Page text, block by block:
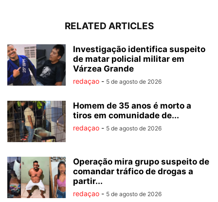
RELATED ARTICLES
Investigação identifica suspeito
de matar policial militar em
Várzea Grande
redaçao - 5 de agosto de 2026
Homem de 35 anos é morto a
tiros em comunidade de...
redaçao - 5 de agosto de 2026
Operação mira grupo suspeito de
comandar tráfico de drogas a
partir...
redaçao - 5 de agosto de 2026